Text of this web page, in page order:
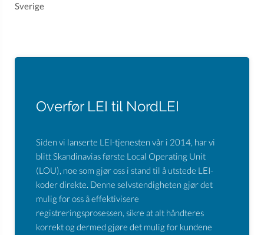
Sverige
Overfør LEI til NordLEI
Siden vi lanserte LEI-tjenesten vår i 2014, har vi
blitt Skandinavias første Local Operating Unit
(LOU), noe som gjør oss i stand til å utstede LEI-
koder direkte. Denne selvstendigheten gjør det
mulig for oss å effektivisere
registreringsprosessen, sikre at alt håndteres
korrekt og dermed gjøre det mulig for kundene